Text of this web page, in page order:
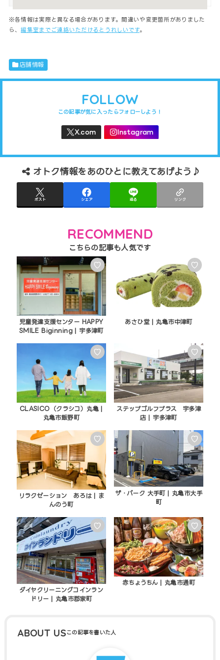
※各情報は実際と異なる場合があります。間違いや変更箇所がありました
ら、編集室までご連絡いただけるとうれしいです。
店舗情報
FOLLOW
オトク情報をあのひとに教えてあげよう♪
ポスト シェア 送る リンク
RECOMMEND
♡
児童発達支援センター HAPPY
SMILE Biginning | 宇多津町
♡
あさひ堂 | 丸亀市中津町
♡
CLASICO（クラシコ）丸亀 |
丸亀市飯野町
♡
ステップゴルフプラス 宇多津
店 | 宇多津町
♡
リラクゼーション あろは | ま
んのう町
♡
ザ・パーク 大手町 | 丸亀市大手
町
♡
ダイヤクリーニングコインラン
ドリー | 丸亀市郡家町
♡
赤ちょうちん | 丸亀市通町
ABOUT US